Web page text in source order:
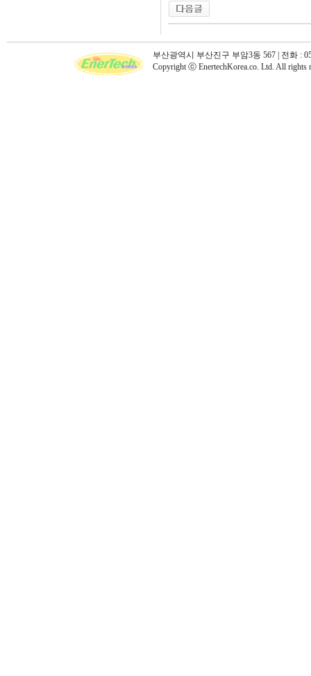
부산광역시 부산진구 부암3동 567 | 전화 :
Copyright ⓒ EnertechKorea.co. Ltd. All rights